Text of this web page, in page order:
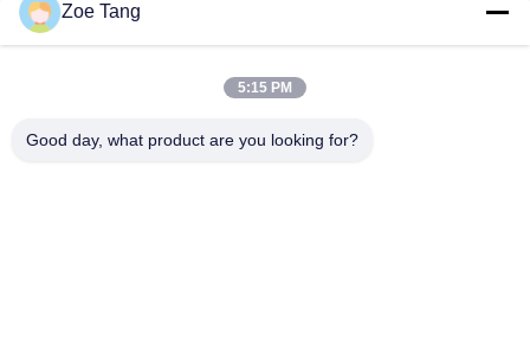
Het elektrohulpkantoor Gegalvaniseerde Lassen van Co2 van
de Staalstructuur
220KV Gemakkelijke Installatie en het Onderhoud van staal de
Zoe Tang
5:15 PM
Good day, what product are you looking for?